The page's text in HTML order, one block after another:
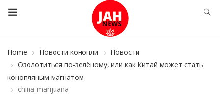
Home Новости конопли
Новости
Озолотиться по-зелёному, или как Китай может стать
конопляным магнатом
china-marijuana